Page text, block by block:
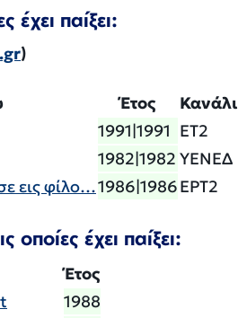
έχει παίξει:
)
Έτος
Κανάλι
1991|1991 ΕΤ2
1982|1982 ΥΕΝΕΔ
εις φίλο…1986|1986ΕΡΤ2
οποίες έχει παίξει:
Έτος
1988